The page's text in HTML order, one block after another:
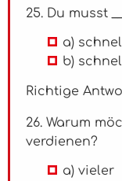
25. Du musst
a)
b)
Richtige
26. Warum
verdienen?
a) vieler